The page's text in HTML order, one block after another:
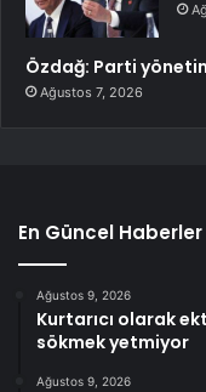
Özdağ: Parti
Ağustos 7, 2026
En Güncel Haberler
Ağustos 9, 2026
Kurtarıcı olarak
sökmek yetmiyor
Ağustos 9, 2026